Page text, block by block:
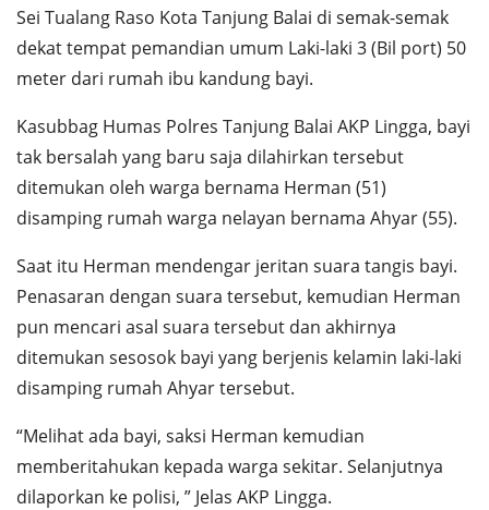
Sei Tualang Raso Kota Tanjung Balai di semak-semak
dekat tempat pemandian umum Laki-laki 3 (Bil port) 50
meter dari rumah ibu kandung bayi.
Kasubbag Humas Polres Tanjung Balai AKP Lingga, bayi
tak bersalah yang baru saja dilahirkan tersebut
ditemukan oleh warga bernama Herman (51)
disamping rumah warga nelayan bernama Ahyar (55).
Saat itu Herman mendengar jeritan suara tangis bayi.
Penasaran dengan suara tersebut, kemudian Herman
pun mencari asal suara tersebut dan akhirnya
ditemukan sesosok bayi yang berjenis kelamin laki-laki
disamping rumah Ahyar tersebut.
“Melihat ada bayi, saksi Herman kemudian
memberitahukan kepada warga sekitar. Selanjutnya
dilaporkan ke polisi, ” Jelas AKP Lingga.